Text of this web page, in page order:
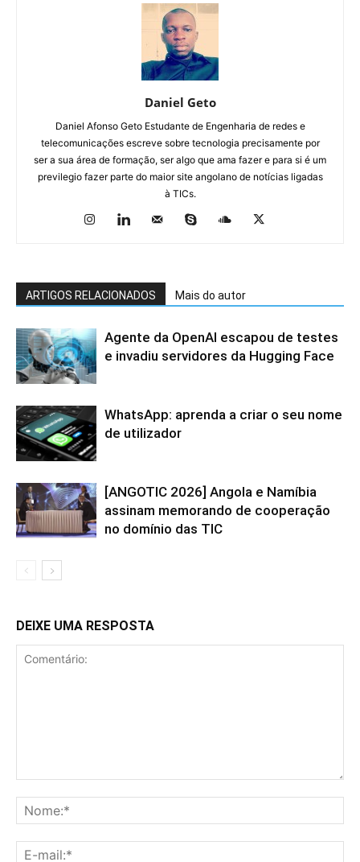
Daniel Geto
Daniel Afonso Geto Estudante de Engenharia de redes e
telecomunicações escreve sobre tecnologia precisamente por
ser a sua área de formação, ser algo que ama fazer e para si é um
previlegio fazer parte do maior site angolano de notícias ligadas
à TICs.
ARTIGOS RELACIONADOS Mais do autor
Agente da OpenAI escapou de testes
e invadiu servidores da Hugging Face
WhatsApp: aprenda a criar o seu nome
de utilizador
[ANGOTIC 2026] Angola e Namíbia
assinam memorando de cooperação
no domínio das TIC
DEIXE UMA RESPOSTA